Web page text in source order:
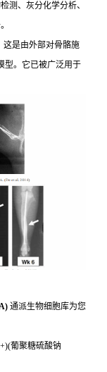
测、灰分化学分析、
这是由外部对骨骼施
型。它已被广泛用于
通派生物细胞库为您
葡聚糖硫酸钠